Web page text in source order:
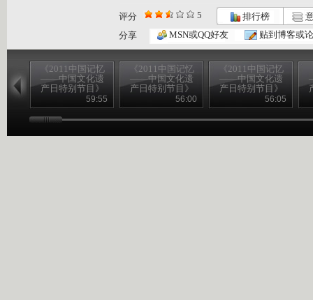
评分 5 排行榜
分享
MSN或QQ好友 贴到博客或
《2011中国记忆
——中国文化遗
产日特别节目》
20110611 （一）
59:55
《2011中国记忆
——中国文化遗
产日特别节目》
20110611 （二）
56:00
《2011中国记忆
——中国文化遗
产日特别节目》
20110611 （三）
56:05